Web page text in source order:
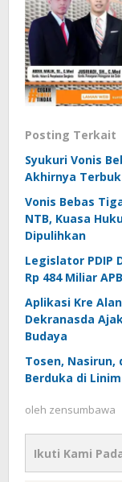
Posting Terkait
Syukuri Vonis
Akhirnya
Vonis Bebas
NTB, Kuasa
Dipulihkan
Legislator PDIP
Rp 484 Miliar
Aplikasi Kre
Dekranasda
Budaya
Tosen, Nasirun,
Berduka di
oleh zensumbawa
Ikuti Kami